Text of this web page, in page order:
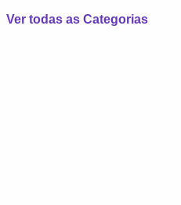
Ver todas as Categorias